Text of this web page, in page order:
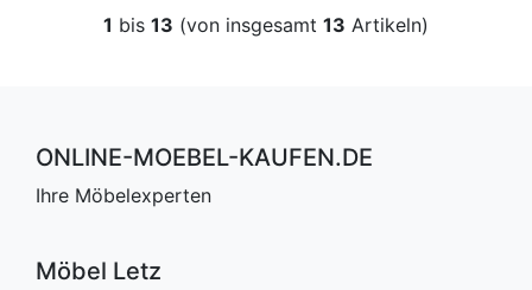
1 bis 13 (von insgesamt 13 Artikeln)
ONLINE-MOEBEL-KAUFEN.DE
Ihre Möbelexperten
Möbel Letz